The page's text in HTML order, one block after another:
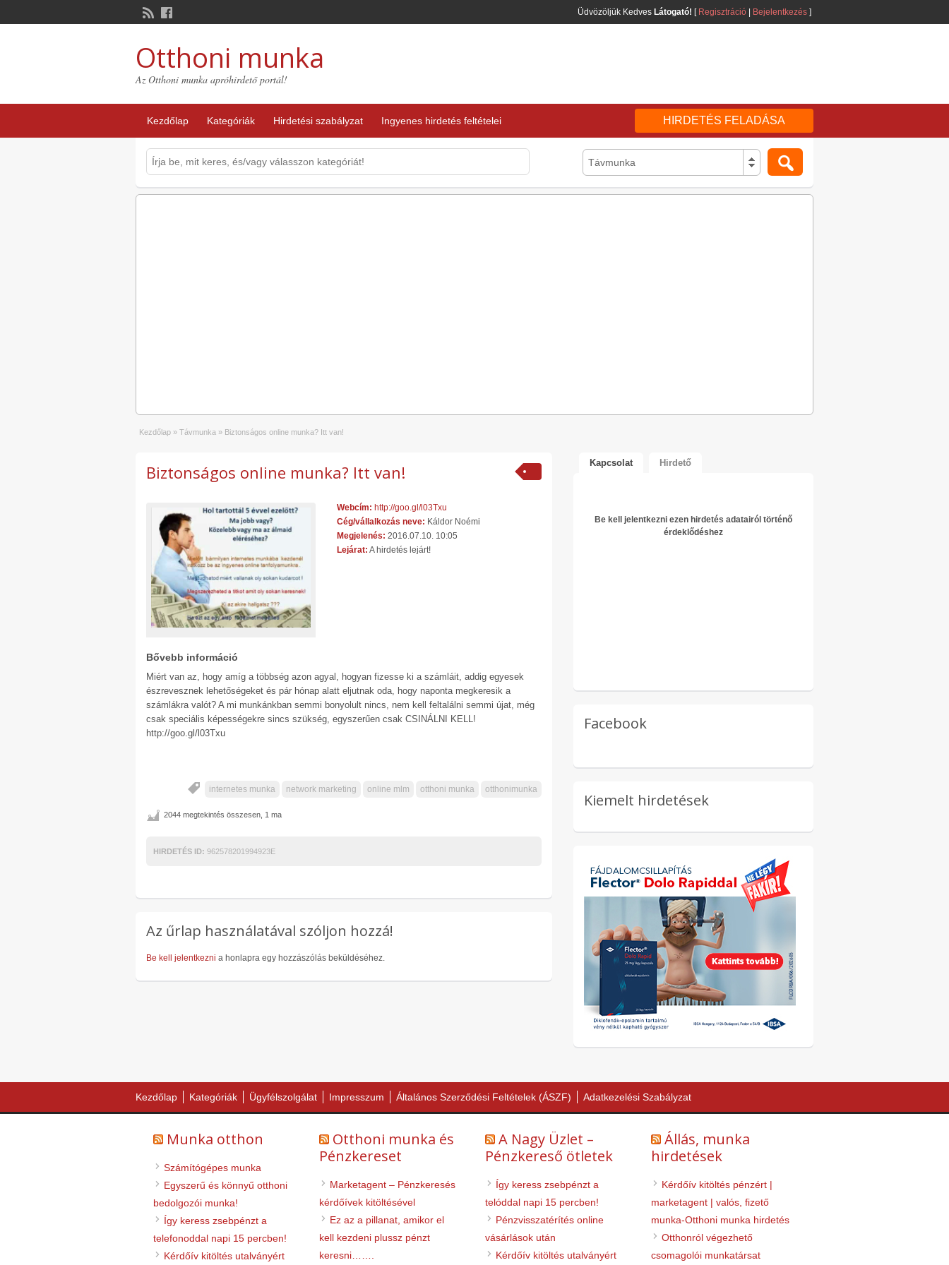
Üdvözöljük Kedves Látogató! [ Regisztráció Bejelentkezés ]
Otthoni munka
Az Otthoni munka apróhirdető portál!
Kezdőlap Kategóriák Hirdetési szabályzat Ingyenes hirdetés feltételei HIRDETÉS FELADÁSA
Távmunka
Kezdőlap » Távmunka » Biztonságos online munka? Itt van!
Biztonságos online munka? Itt van!
Webcím: http://goo.gl/l03Txu
Cég/vállalkozás neve: Káldor Noémi
Megjelenés: 2016.07.10. 10:05
Lejárat: A hirdetés lejárt!
Bővebb információ
Miért van az, hogy amíg a többség azon agyal, hogyan fizesse ki a számláit, addig egyesek
észrevesznek lehetőségeket és pár hónap alatt eljutnak oda, hogy naponta megkeresik a
számlákra valót? A mi munkánkban semmi bonyolult nincs, nem kell feltalálni semmi újat, még
csak speciális képességekre sincs szükség, egyszerűen csak CSINÁLNI KELL!
http://goo.gl/l03Txu
internetes munka network marketing online mlm otthoni munka otthonimunka
2044 megtekintés összesen, 1 ma
HIRDETÉS ID: 962578201994923E
Az űrlap használatával szóljon hozzá!
Be kell jelentkezni a honlapra egy hozzászólás beküldéséhez.
Kapcsolat Hirdető
Be kell jelentkezni ezen hirdetés adatairól történő
érdeklődéshez
Facebook
Kiemelt hirdetések
Kezdőlap Kategóriák Ügyfélszolgálat Impresszum Általános Szerződési Feltételek (ÁSZF) Adatkezelési Szabályzat
Munka otthon
Számítógépes munka
Egyszerű és könnyű otthoni
bedolgozói munka!
Így keress zsebpénzt a
telefonoddal napi 15 percben!
Kérdőív kitöltés utalványért
Otthoni munka és
Pénzkereset
Marketagent – Pénzkeresés
kérdőívek kitöltésével
Ez az a pillanat, amikor el
kell kezdeni plussz pénzt
keresni…….
A Nagy Üzlet –
Pénzkereső ötletek
Így keress zsebpénzt a
telóddal napi 15 percben!
Pénzvisszatérítés online
vásárlások után
Kérdőív kitöltés utalványért
Állás, munka
hirdetések
Kérdőív kitöltés pénzért |
marketagent | valós, fizető
munka-Otthoni munka hirdetés
Otthonról végezhető
csomagolói munkatársat